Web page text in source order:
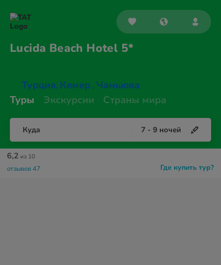
Lucida Beach Hotel 5*
Турция, Кемер , Чамьюва
Туры
Экскурсии Страны мира
Куда 7 - 9 ночей
Где купить тур?
6,2 из 10
отзывов 47